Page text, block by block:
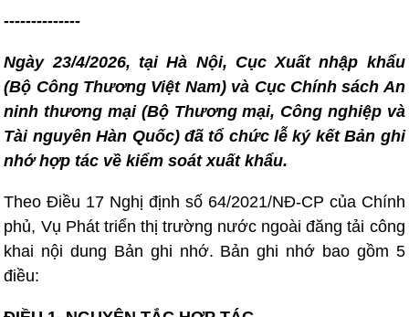
--------------
Ngày 23/4/2026, tại Hà Nội, Cục Xuất nhập khẩu
(Bộ Công Thương Việt Nam) và Cục Chính sách An
ninh thương mại (Bộ Thương mại, Công nghiệp và
Tài nguyên Hàn Quốc) đã tổ chức lễ ký kết Bản ghi
nhớ hợp tác về kiểm soát xuất khẩu.
Theo Điều 17 Nghị định số 64/2021/NĐ-CP của Chính
phủ, Vụ Phát triển thị trường nước ngoài đăng tải công
khai nội dung Bản ghi nhớ. Bản ghi nhớ bao gồm 5
điều: